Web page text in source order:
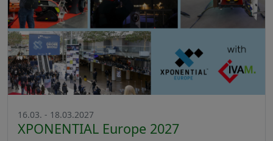
16.03. - 18.03.2027
XPONENTIAL Europe 2027